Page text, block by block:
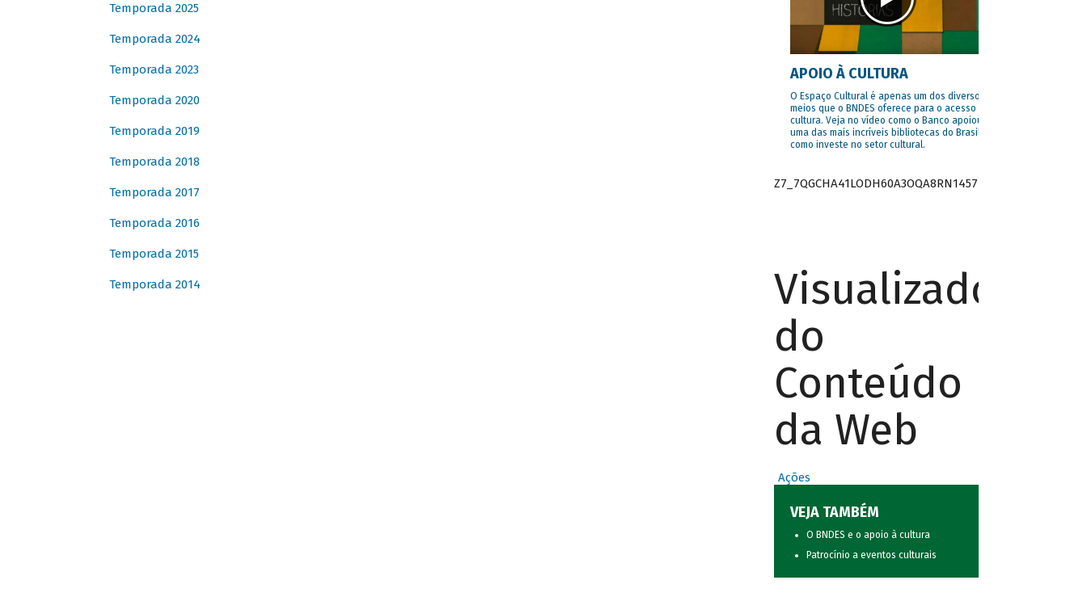
Temporada 2025
Temporada 2024
Temporada 2023
Temporada 2020
Temporada 2019
Temporada 2018
Temporada 2017
Temporada 2016
Temporada 2015
Temporada 2014
APOIO À CULTURA
O Espaço Cultural é apenas um dos diversos
meios que o BNDES oferece para o acesso à
cultura. Veja no vídeo como o Banco apoiou
uma das mais incríveis bibliotecas do Brasil e
como investe no setor cultural.
Z7_7QGCHA41LODH60A3OQA8RN1457
Visualizador
do
Conteúdo
da Web
Ações
VEJA TAMBÉM
O BNDES e o apoio à cultura
Patrocínio a eventos culturais